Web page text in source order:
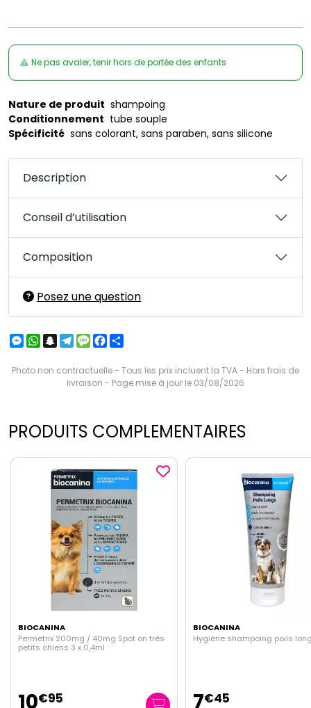
Ne pas avaler, tenir hors de portée des enfants
Nature de produit shampoing
Conditionnement tube souple
Spécificité sans colorant, sans paraben, sans silicone
Description
Conseil d’utilisation
Composition
Posez une question
Messenger
WhatsApp
Snapchat
Telegram
MessageFacebook
Photo non contractuelle - Tous les prix incluent la TVA - Hors frais de
livraison - Page mise à jour le 03/08/2026
PRODUITS COMPLEMENTAIRES
BIOCANINA
Hygiène shampoing poils longs 200ml
7€45
BIOCANINA
Hygiène shampoing
7€